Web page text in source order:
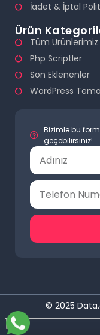
İadet & İptal
Ürün
Tüm Ürünlerimiz
Php Scriptler
Son Eklenenler
WordPress
Bizimle bu form
geçebilirsiniz!
© 2025